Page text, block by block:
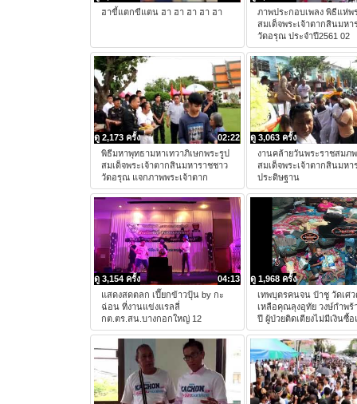
ฮาขี้แตกขีแตน ฮา ฮา ฮา ฮา ฮา
ภาพประกอบเพลง พิธีแห่พ
สมเด็จพระเจ้าตากสินมหา
วัดอรุณ ประจำปี2561 02
02:22
ดู 2,173 ครั้ง
พิธีมหาพุทธามหาเทวาภิเษกพระรูป
สมเด็จพระเจ้าตากสินมหาราชชาว
วัดอรุณ แจกภาพพระเจ้าตาก
ดู 3,063 ครั้ง
งานคล้ายวันพระราชสมภ
สมเด็จพระเจ้าตากสินมหา
ประดิษฐาน
04:13
ดู 3,154 ครั้ง
แสดงสดตลก เปี๊ยกข้าวปุ้น by กะ
ฉ่อน ที่งานแข่งแรลลี่
กต.ตร.สน.บางกอกใหญ่ 12
ดู 1,968 ครั้ง
เทพบุตรคนจน ป๋าชู วัดเศ
เหลือคุณลุงอุทัย วงษ์กำพร้
ปี ผู้ป่วยติดเตียงไม่มีเงินซื้